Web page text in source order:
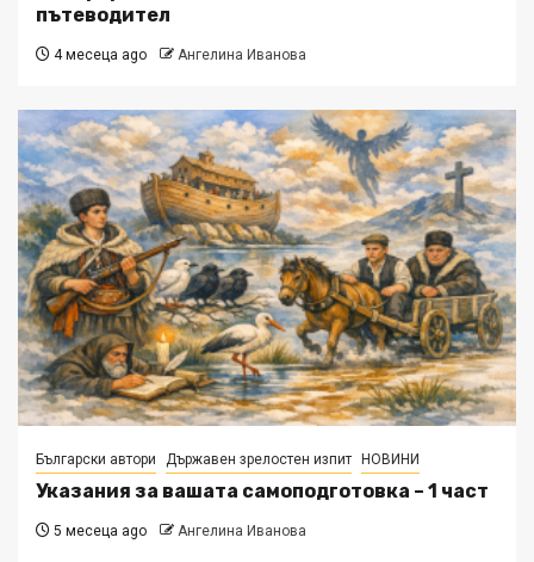
пътеводител
4 месеца ago Ангелина Иванова
Български автори Държавен зрелостен изпит НОВИНИ
Указания за вашата самоподготовка – 1 част
5 месеца ago Ангелина Иванова